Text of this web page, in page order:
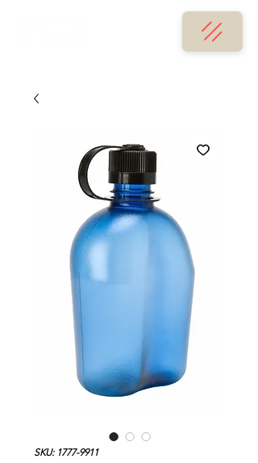
SKU: 1777-9911